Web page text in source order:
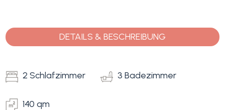
DETAILS & BESCHREIBUNG
2 Schlafzimmer 3 Badezimmer
140 qm
(0)
Preis